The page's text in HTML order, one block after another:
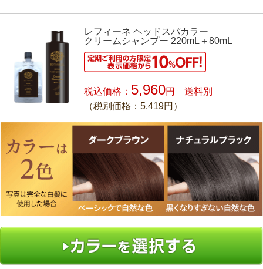
レフィーネ ヘッドスパカラー
クリームシャンプー 220mL＋80mL
税込価格： 5,960円 送料別
（税別価格：5,419円）